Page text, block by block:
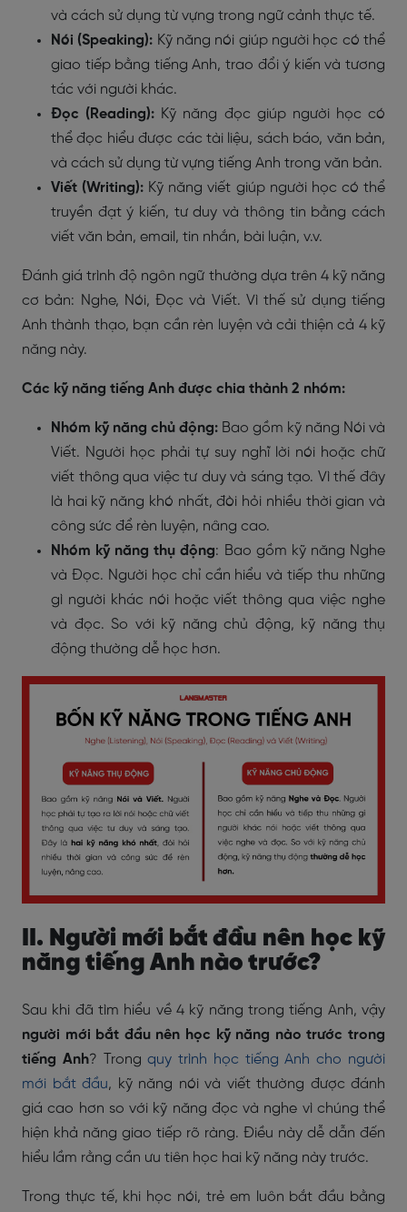
và cách sử dụng từ vựng trong ngữ cảnh thực tế.
Nói (Speaking): Kỹ năng nói giúp người học có thể
giao tiếp bằng tiếng Anh, trao đổi ý kiến và tương
tác với người khác.
Đọc (Reading): Kỹ năng đọc giúp người học có
thể đọc hiểu được các tài liệu, sách báo, văn bản,
và cách sử dụng từ vựng tiếng Anh trong văn bản.
Viết (Writing): Kỹ năng viết giúp người học có thể
truyền đạt ý kiến, tư duy và thông tin bằng cách
viết văn bản, email, tin nhắn, bài luận, v.v.
Đánh giá trình độ ngôn ngữ thường dựa trên 4 kỹ năng
cơ bản: Nghe, Nói, Đọc và Viết. Vì thế sử dụng tiếng
Anh thành thạo, bạn cần rèn luyện và cải thiện cả 4 kỹ
năng này.
Các kỹ năng tiếng Anh được chia thành 2 nhóm:
Nhóm kỹ năng chủ động: Bao gồm kỹ năng Nói và
Viết. Người học phải tự suy nghĩ lời nói hoặc chữ
viết thông qua việc tư duy và sáng tạo. Vì thế đây
là hai kỹ năng khó nhất, đòi hỏi nhiều thời gian và
công sức để rèn luyện, nâng cao.
Nhóm kỹ năng thụ động: Bao gồm kỹ năng Nghe
và Đọc. Người học chỉ cần hiểu và tiếp thu những
gì người khác nói hoặc viết thông qua việc nghe
và đọc. So với kỹ năng chủ động, kỹ năng thụ
động thường dễ học hơn.
II. Người mới bắt đầu nên học kỹ
năng tiếng Anh nào trước?
Sau khi đã tìm hiểu về 4 kỹ năng trong tiếng Anh, vậy
người mới bắt đầu nên học kỹ năng nào trước trong
tiếng Anh? Trongquy trình học tiếng Anh cho người
mới bắt đầu, kỹ năng nói và viết thường được đánh
giá cao hơn so với kỹ năng đọc và nghe vì chúng thể
hiện khả năng giao tiếp rõ ràng. Điều này dễ dẫn đến
hiểu lầm rằng cần ưu tiên học hai kỹ năng này trước.
Trong thực tế, khi học nói, trẻ em luôn bắt đầu bằng